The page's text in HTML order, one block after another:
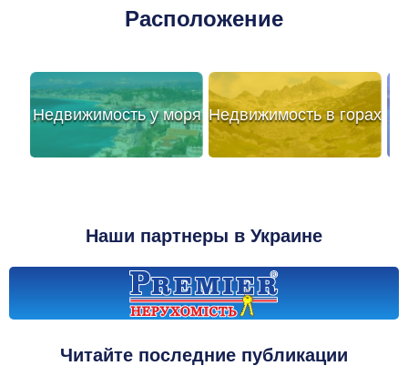
Расположение
Недвижимость у моря Недвижимость в горах
Наши партнеры в Украине
Читайте последние публикации